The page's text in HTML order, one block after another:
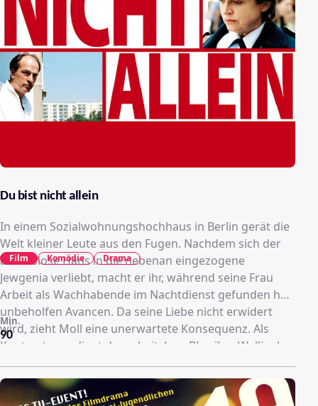
Du bist nicht allein
In einem Sozialwohnungshochhaus in Berlin gerät die
Welt kleiner Leute aus den Fugen. Nachdem sich der
arbeitslose Hans in die nebenan eingezogene
Jewgenia verliebt, macht er ihr, während seine Frau
Arbeit als Wachhabende im Nachtdienst gefunden hat,
unbeholfen Avancen. Da seine Liebe nicht erwidert
wird, zieht Moll eine unerwartete Konsequenz. Als
Kontrastpaar dient der arbeitslose Physiker Wellinek,
der sich seiner von ihm getrennt lebenden und als
Kleindarstellerin und Synchronsprecherin arbeitenden
Ehefrau wieder annähert.
90
Min.
Film Komödie Drama